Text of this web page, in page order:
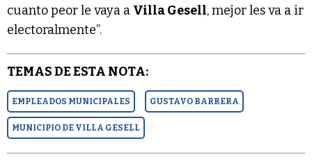
cuanto peor le vaya a Villa Gesell, mejor les va a ir
electoralmente”.
TEMAS DE ESTA NOTA:
EMPLEADOS MUNICIPALES GUSTAVO BARRERA
MUNICIPIO DE VILLA GESELL